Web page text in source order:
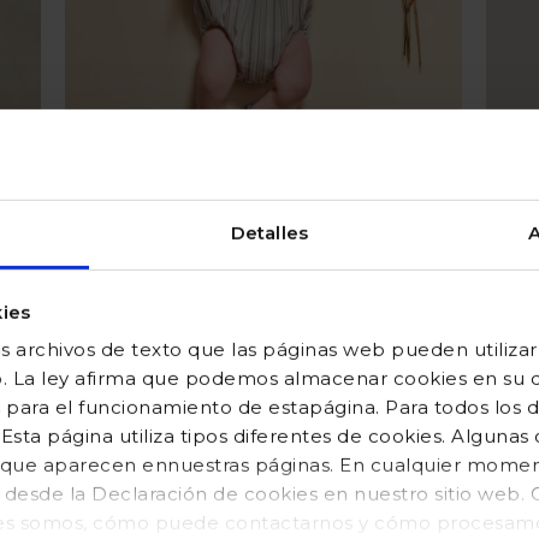
Detalles
archivos de texto que las páginas web pueden
La ley afirma que podemos almacenar cookies en su
el funcionamiento de estapágina. Para todos los
página utiliza tipos diferentes de cookies. Algunas
aparecen ennuestras páginas. En cualquier
la Declaración de cookies en nuestro sitio web.
somos, cómo puede contactarnos y cómo
Precio reducido desde
62,99 € hasta25,20 €
Valoración del cliente 3,3 de 5
nacidos: el look perfecto para su gran día
celebración de su bebé. Ese momento en el que el
a la altura.